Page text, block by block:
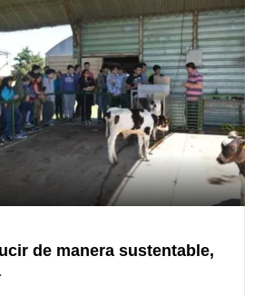
de manera sustentable,